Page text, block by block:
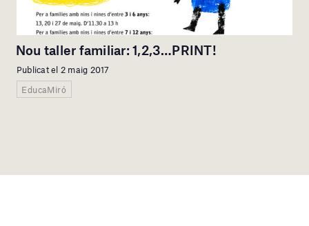
Nou taller familiar: 1,2,3…PRINT!
Publicat el 2 maig 2017
EducaMiró